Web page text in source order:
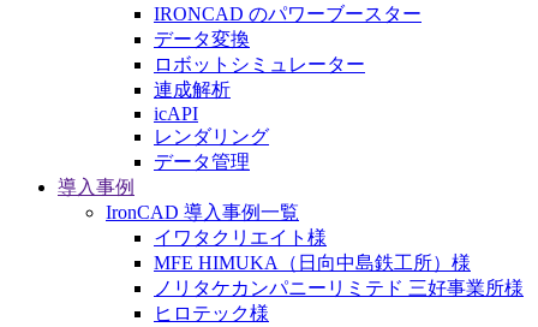
IRONCAD のパワーブースター
データ変換
ロボットシミュレーター
連成解析
icAPI
レンダリング
データ管理
導入事例
IronCAD 導入事例一覧
イワタクリエイト様
MFE HIMUKA（日向中島鉄工所）様
ノリタケカンパニーリミテド 三好事業所様
ヒロテック様